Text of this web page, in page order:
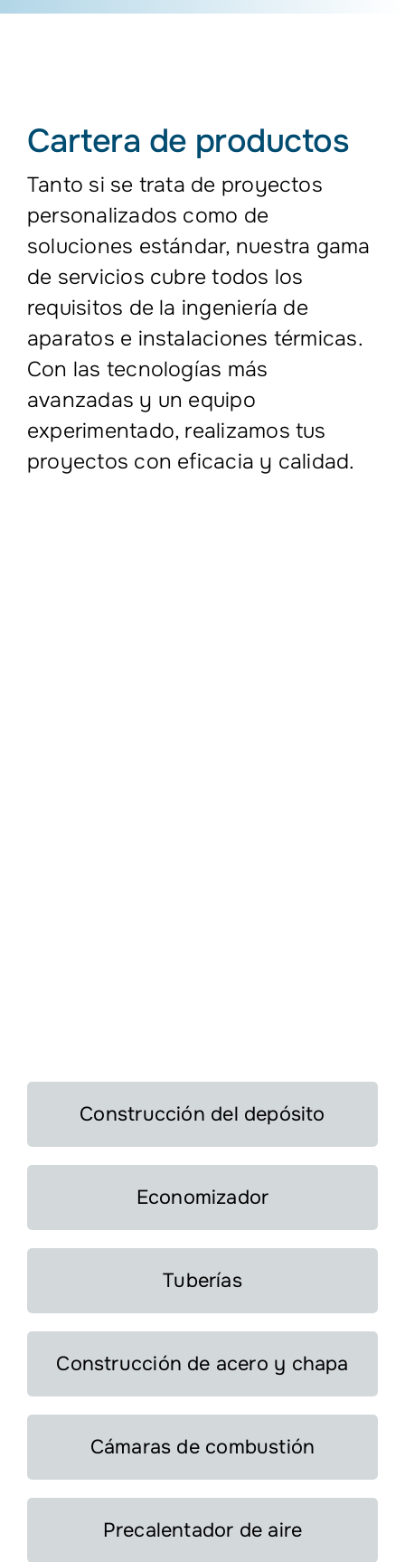
Cartera de productos
Tanto si se trata de proyectos
personalizados como de
soluciones estándar, nuestra gama
de servicios cubre todos los
requisitos de la ingeniería de
aparatos e instalaciones térmicas.
Con las tecnologías más
avanzadas y un equipo
experimentado, realizamos tus
proyectos con eficacia y calidad.
Construcción del depósito
Economizador
Tuberías
Construcción de acero y chapa
Cámaras de combustión
Precalentador de aire